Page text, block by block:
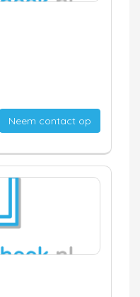
Neem contact op